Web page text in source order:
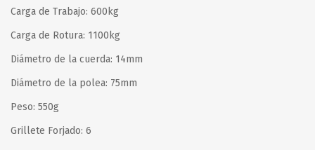
Carga de Trabajo: 600kg
Carga de Rotura: 1100kg
Diámetro de la cuerda: 14mm
Diámetro de la polea: 75mm
Peso: 550g
Grillete Forjado: 6